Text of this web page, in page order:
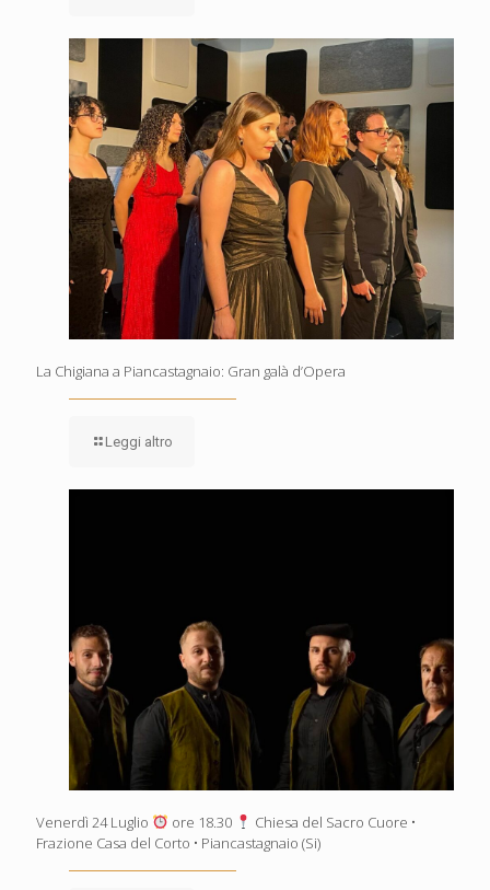
La Chigiana a Piancastagnaio: Gran galà d’Opera
Leggi altro
Venerdì 24 Luglio ore 18.30
Chiesa del Sacro Cuore •
Frazione Casa del Corto • Piancastagnaio (Si)